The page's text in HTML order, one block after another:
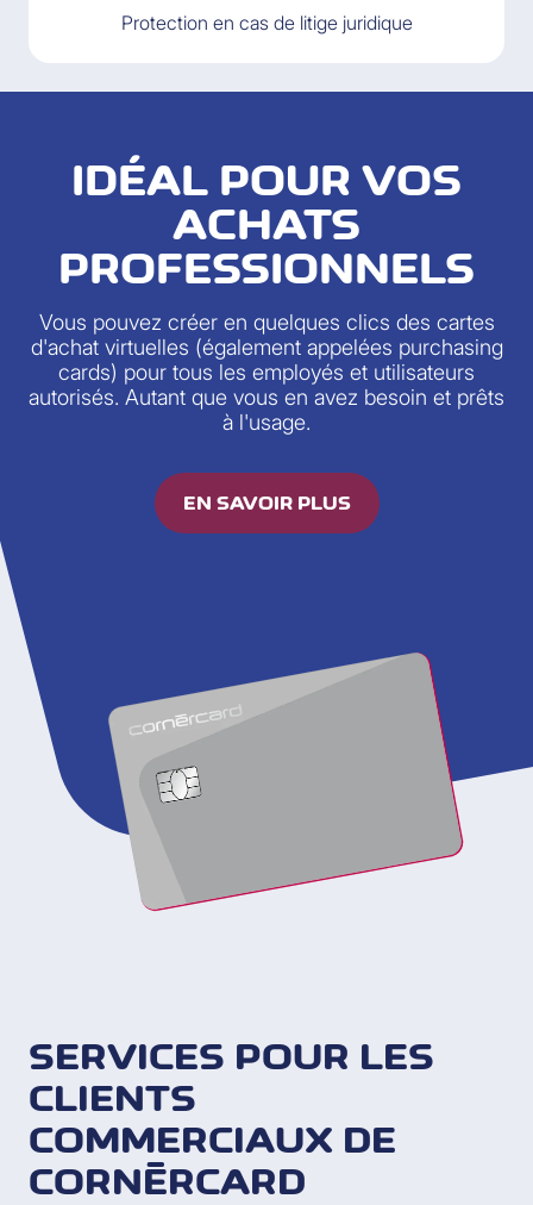
Protection en cas de litige juridique
IDÉAL POUR VOS
ACHATS
PROFESSIONNELS
Vous pouvez créer en quelques clics des cartes
d'achat virtuelles (également appelées purchasing
cards) pour tous les employés et utilisateurs
autorisés. Autant que vous en avez besoin et prêts
à l'usage.
EN SAVOIR PLUS
SERVICES POUR LES
CLIENTS
COMMERCIAUX DE
CORNÈRCARD